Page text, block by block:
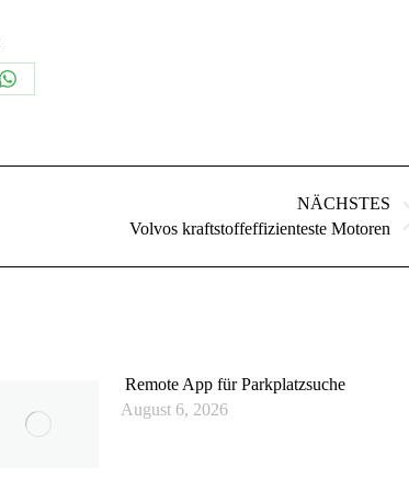
Teilen
NÄCHSTES
Volvos kraftstoffeffizienteste Motoren
Remote App für Parkplatzsuche
August 6, 2026